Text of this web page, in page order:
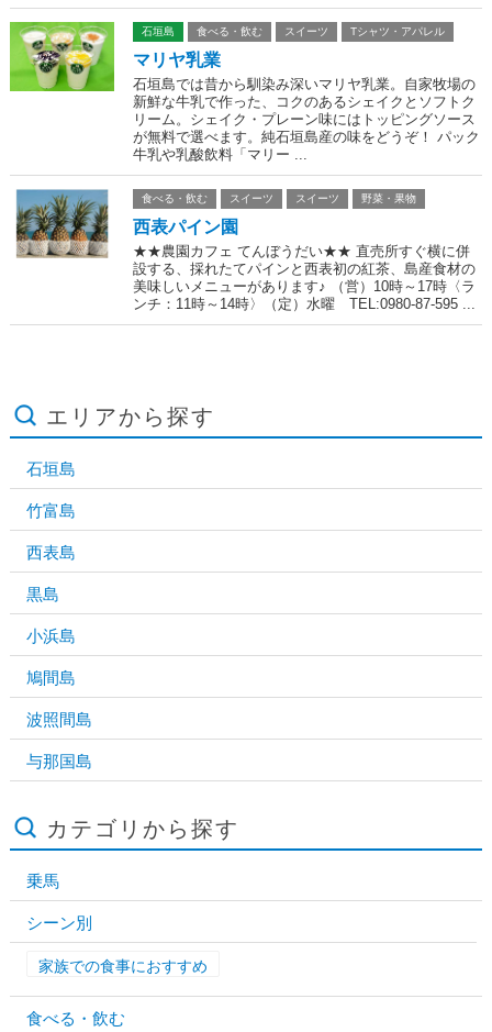
石垣島 食べる・飲む スイーツ Tシャツ・アパレル
マリヤ乳業
石垣島では昔から馴染み深いマリヤ乳業。自家牧場の
新鮮な牛乳で作った、コクのあるシェイクとソフトク
リーム。シェイク・プレーン味にはトッピングソース
が無料で選べます。純石垣島産の味をどうぞ！ パック
牛乳や乳酸飲料「マリー ...
食べる・飲む スイーツ スイーツ 野菜・果物
西表パイン園
★★農園カフェ てんぼうだい★★ 直売所すぐ横に併
設する、採れたてパインと西表初の紅茶、島産食材の
美味しいメニューがあります♪ （営）10時～17時〈ラ
ンチ：11時～14時〉（定）水曜 TEL:0980-87-595 ...
エリアから探す
石垣島
竹富島
西表島
黒島
小浜島
鳩間島
波照間島
与那国島
カテゴリから探す
乗馬
シーン別
家族での食事におすすめ
食べる・飲む